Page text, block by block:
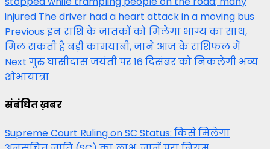
injured The driver had a heart attack in a moving bus
Post
navigation
Previousइन राशि के जातकों को मिलेगा भाग्य का साथ,
मिल सकती है बड़ी कामयाबी, जाने आज के राशिफल में
Next गुरु घासीदास जयंती पर 16 दिसंबर को निकलेगी भव्य
शोभायात्रा
संबंधित ख़बर
Supreme Court Ruling on SC Status: किसे मिलेगा